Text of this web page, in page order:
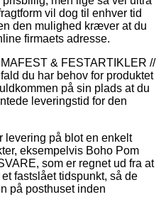
vil dog til enhver tid
den mulighed kræver at du
firmaets adresse.
& FESTARTIKLER //
du har behov for produktet
på sin plads at du
leveringstid for den
levering på blot en enkelt
eksempelvis Boho Pom
som er regnet ud fra at
fastslået tidspunkt, så de
på posthuset inden